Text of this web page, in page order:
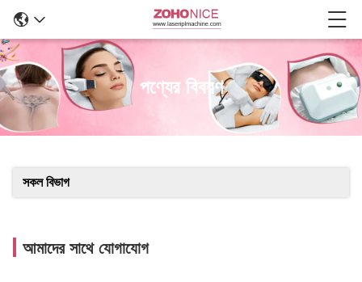
পণ্যের বিবরণ
সকল বিভাগ
আমাদের সাথে যোগাযোগ